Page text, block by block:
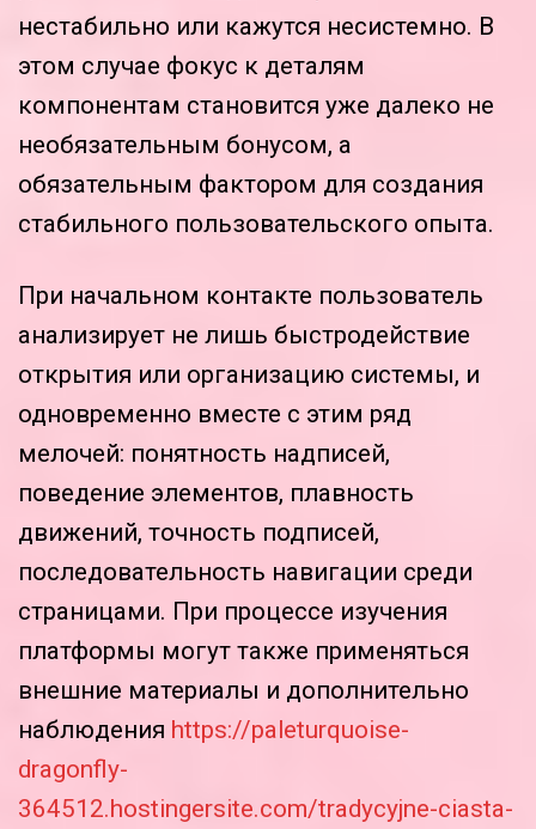
нестабильно или кажутся несистемно. В
этом случае фокус к деталям
компонентам становится уже далеко не
необязательным бонусом, а
обязательным фактором для создания
стабильного пользовательского опыта.
При начальном контакте пользователь
анализирует не лишь быстродействие
открытия или организацию системы, и
одновременно вместе с этим ряд
мелочей: понятность надписей,
поведение элементов, плавность
движений, точность подписей,
последовательность навигации среди
страницами. При процессе изучения
платформы могут также применяться
внешние материалы и дополнительно
наблюдения https://paleturquoise-
dragonfly-
364512.hostingersite.com/tradycyjne-ciasta-